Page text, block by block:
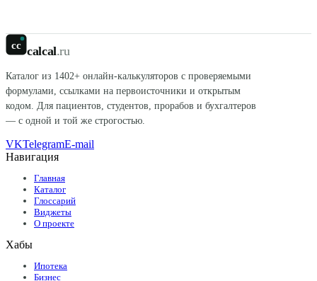
cc calcal.ru
Каталог из 1402+ онлайн-калькуляторов с проверяемыми
формулами, ссылками на первоисточники и открытым
кодом. Для пациентов, студентов, прорабов и бухгалтеров
— с одной и той же строгостью.
VKTelegramE-mail
Навигация
Главная
Каталог
Глоссарий
Виджеты
О проекте
Хабы
Ипотека
Бизнес